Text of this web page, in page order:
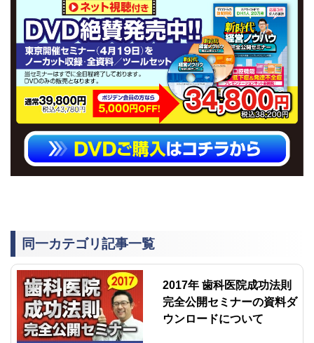
同一カテゴリ記事一覧
2017年 歯科医院成功法則
完全公開セミナーの資料ダ
ウンロードについて